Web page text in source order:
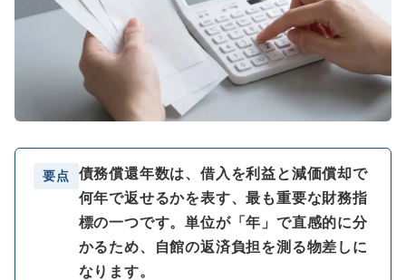
要点
債務償還年数は、借入を利益と減価償却で
何年で返せるかを表す、最も重要な財務指
標の一つです。単位が「年」で直感的に分
かるため、自館の返済負担を測る物差しに
なります。